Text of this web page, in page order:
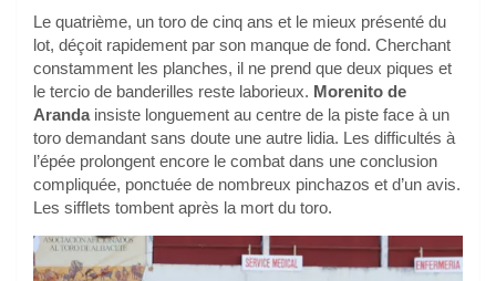
Le quatrième, un toro de cinq ans et le mieux présenté du
lot, déçoit rapidement par son manque de fond. Cherchant
constamment les planches, il ne prend que deux piques et
le tercio de banderilles reste laborieux. Morenito de
Arandainsiste longuement au centre de la piste face à un
toro demandant sans doute une autre lidia. Les difficultés à
l’épée prolongent encore le combat dans une conclusion
compliquée, ponctuée de nombreux pinchazos et d’un avis.
Les sifflets tombent après la mort du toro.